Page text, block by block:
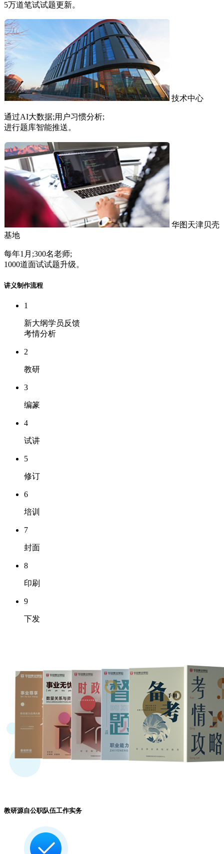
5万道笔试试题更新。
技术中心
通过AI大数据;用户习惯分析;
进行题库智能推送。
华图天津贝壳
基地
每年1月;300名老师;
1000道面试试题升级。
讲义制作流程
1
新大纲学员反馈
考情分析
2
教研
3
编篆
4
试讲
5
修订
6
培训
7
封面
8
印刷
9
下发
教研源自公职队伍工作实务